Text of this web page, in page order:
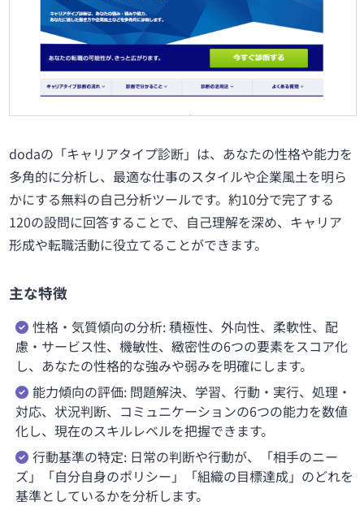
dodaの「キャリアタイプ診断」は、あなたの性格や能力を
多角的に分析し、最適な仕事のスタイルや企業風土を明ら
かにする無料の自己分析ツールです。約10分で完了する
120の設問に回答することで、自己理解を深め、キャリア
形成や転職活動に役立てることができます。
主な特徴
性格・気質傾向の分析: 積極性、外向性、柔軟性、配
慮・サービス性、機敏性、緻密性の6つの要素をスコア化
し、あなたの性格的な強みや弱みを明確にします。
能力傾向の評価: 問題解決、学習、行動・実行、処理・
対応、状況判断、コミュニケーションの6つの能力を数値
化し、現在のスキルレベルを把握できます。
行動基準の特定: 日常の判断や行動が、「相手のニー
ズ」「自分自身のポリシー」「組織の目標達成」のどれを
基準としているかを分析します。